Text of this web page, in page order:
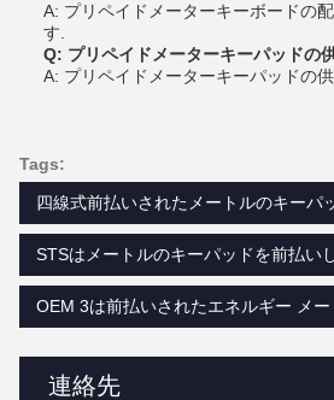
連絡先
A: プリペイドメーターキーボードの
す.
Q: プリペイドメーターキーパッドの
A: プリペイドメーターキーパッドの
Tags:
四線式前払いされたメートルのキーパ
STSはメートルのキーパッドを前払い
OEM 3は前払いされたエネルギー メ